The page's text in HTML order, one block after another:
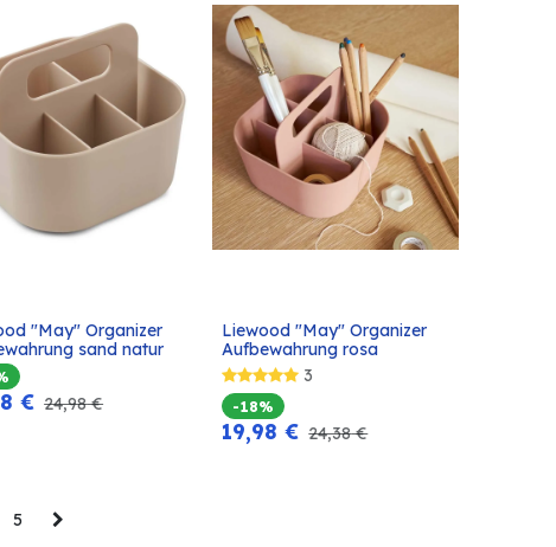
In den
Warenkorb
"May" Organizer
sand natur
€ 24,98€
In den
Warenkorb
Liewood "May" Organizer
Aufbewahrung rosa
3
-18%
19,98 € 24,38€
5